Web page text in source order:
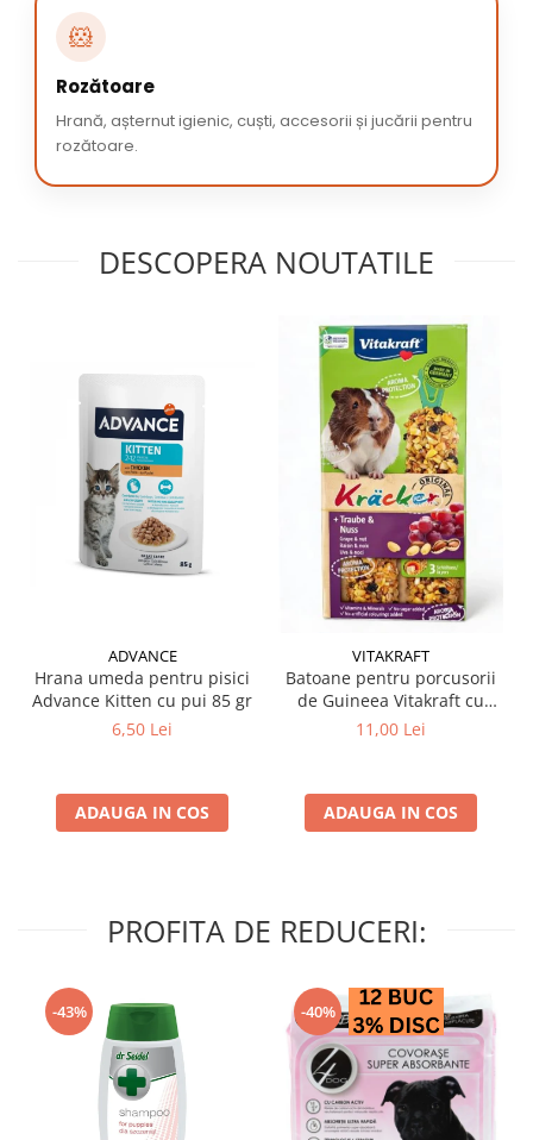
🐹
Rozătoare
Hrană, așternut igienic, cuști, accesorii și jucării pentru
rozătoare.
DESCOPERA NOUTATILE
ADVANCE
Hrana umeda pentru pisici
Advance Kitten cu pui 85 gr
6,50 Lei
ADAUGA IN COS
VITAKRAFT
Batoane pentru porcusorii
de Guineea Vitakraft cu
struguri & nuci 2 buc
11,00 Lei
ADAUGA IN COS
PROFITA DE REDUCERI:
-43% -40%